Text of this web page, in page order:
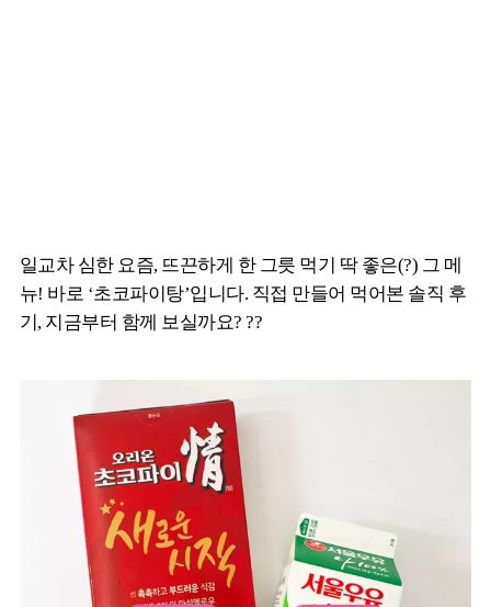
일교차 심한 요즘, 뜨끈하게 한 그릇 먹기 딱 좋은(?) 그 메
뉴! 바로 ‘초코파이탕’입니다. 직접 만들어 먹어본 솔직 후
기, 지금부터 함께 보실까요? ??